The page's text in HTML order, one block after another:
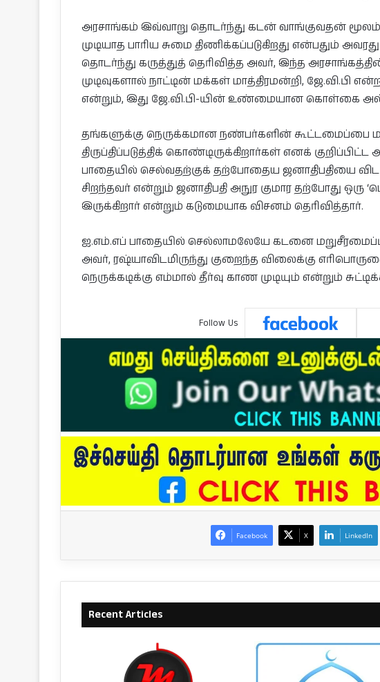
அரசாங்கம் இவ்வாறு தொடர்ந்து கடன் வாங்குவதன் மூலம்
முடியாத பாரிய சுமை திணிக்கப்படுகிறது என்பதும்
தொடர்ந்து கருத்துத் தெரிவித்த அவர், இந்த
முடிவுகளால் நாட்டின் மக்கள் மாத்திரமன்றி, ஜே.வி.பி
என்றும், இது ஜே.வி.பி-யின் உண்மையான கொள்கை
தங்களுக்கு நெருக்கமான நண்பர்களின் கூட்டமைப்பை
திருப்திப்படுத்திக் கொண்டிருக்கிறார்கள் எனக்
பாதையில் செல்வதற்குக் தற்போதைய ஜனாதிபதியை
சிறந்தவர் என்றும் ஜனாதிபதி அநுர குமார தற்போது
இருக்கிறார் என்றும் கடுமையாக விசனம் தெரிவித்தார்.
ஐ.எம்.எப் பாதையில் செல்லாமலேயே கடனை மறுசீரமைப்பு
அவர், ரஷ்யாவிடமிருந்து குறைந்த விலைக்கு
நெருக்கடிக்கு எம்மால் தீர்வு காண முடியும் என்றும்
Follow Us
Facebook X LinkedIn
Recent Articles